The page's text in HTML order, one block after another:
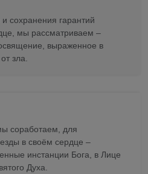
сохранения гарантий
мы рассматриваем –
выраженное в
зла.
соработаем, для
в своём сердце –
инстанции Бога, в Лице
Духа.